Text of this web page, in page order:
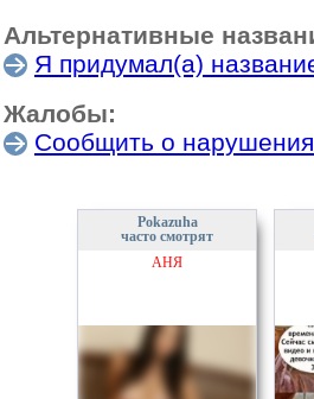
Альтернативные
Я придумал(а)
Жалобы:
Сообщить о
Pokazuha
часто смотрят
АНЯ